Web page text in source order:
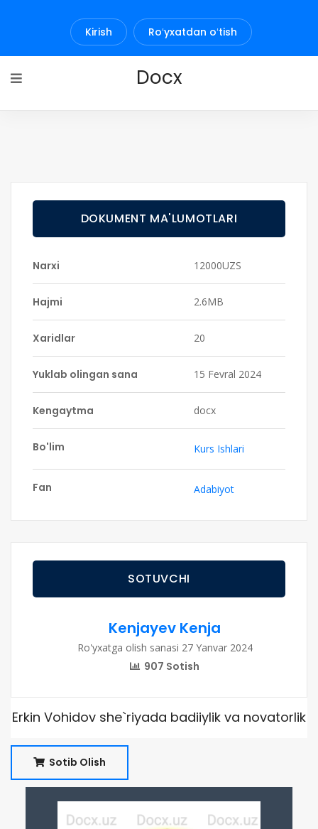
Kirish Roʻyxatdan oʻtish
Docx
DOKUMENT MA'LUMOTLARI
Narxi 12000UZS
Hajmi 2.6MB
Xaridlar 20
Yuklab olingan sana 15 Fevral 2024
Kengaytma docx
Bo'lim Kurs Ishlari
Fan Adabiyot
SOTUVCHI
Kenjayev Kenja
Ro'yxatga olish sanasi 27 Yanvar 2024
907 Sotish
Erkin Vohidov she`riyada badiiylik va novatorlik
Sotib Olish